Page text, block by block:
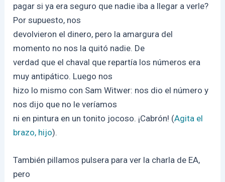
pagar si ya era seguro que nadie iba a llegar a verle?
Por supuesto, nos
devolvieron el dinero, pero la amargura del
momento no nos la quitó nadie. De
verdad que el chaval que repartía los números era
muy antipático. Luego nos
hizo lo mismo con Sam Witwer: nos dio el número y
nos dijo que no le veríamos
ni en pintura en un tonito jocoso. ¡Cabrón! (Agita el
brazo, hijo).
También pillamos pulsera para ver la charla de EA,
pero